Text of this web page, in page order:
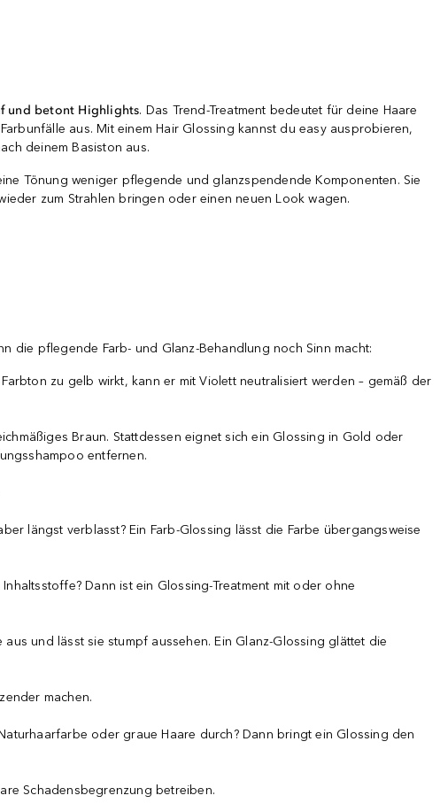
und betont Highlights. Das Trend-Treatment bedeutet für deine Haare
aus. Mit einem Hair Glossing kannst du easy ausprobieren,
deinem Basiston aus.
Tönung weniger pflegende und glanzspendende Komponenten. Sie
zum Strahlen bringen oder einen neuen Look wagen.
die pflegende Farb- und Glanz-Behandlung noch Sinn macht:
zu gelb wirkt, kann er mit Violett neutralisiert werden – gemäß der
Braun. Stattdessen eignet sich ein Glossing in Gold oder
entfernen.
längst verblasst? Ein Farb-Glossing lässt die Farbe übergangsweise
Dann ist ein Glossing-Treatment mit oder ohne
und lässt sie stumpf aussehen. Ein Glanz-Glossing glättet die
machen.
oder graue Haare durch? Dann bringt ein Glossing den
Schadensbegrenzung betreiben.